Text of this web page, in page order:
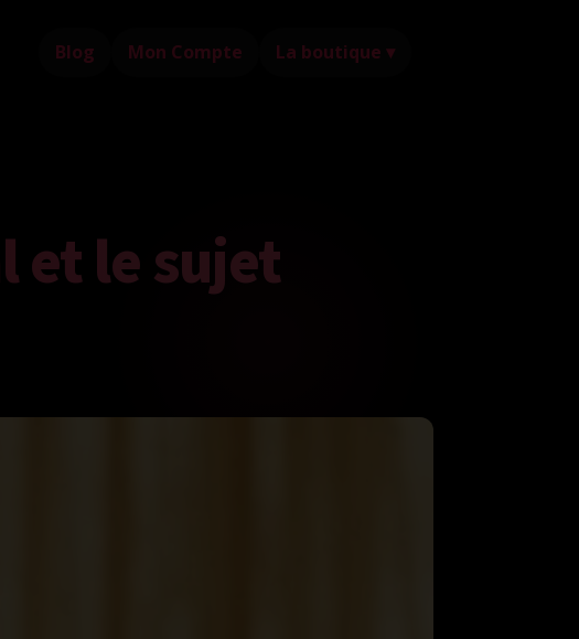
Blog Mon Compte La boutique ▾
et le sujet